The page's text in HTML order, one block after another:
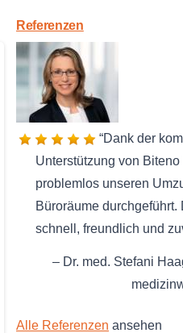
Referenzen
Dank der
Unterstützung von
problemlos unseren
Büroräume durchgeführt.
schnell, freundlich und
Dr. med. Stefani
Alle Referenzen ansehen